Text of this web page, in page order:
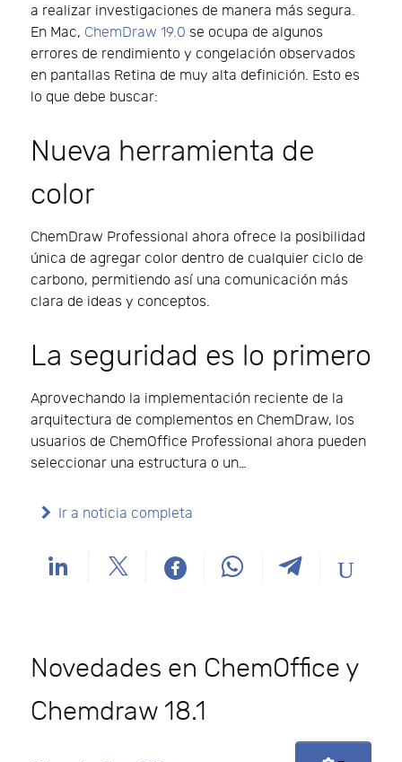
a realizar investigaciones de manera más segura.
En Mac, ChemDraw 19.0 se ocupa de algunos
errores de rendimiento y congelación observados
en pantallas Retina de muy alta definición. Esto es
lo que debe buscar:
Nueva herramienta de
color
ChemDraw Professional ahora ofrece la posibilidad
única de agregar color dentro de cualquier ciclo de
carbono, permitiendo así una comunicación más
clara de ideas y conceptos.
La seguridad es lo primero
Aprovechando la implementación reciente de la
arquitectura de complementos en ChemDraw, los
usuarios de ChemOffice Professional ahora pueden
seleccionar una estructura o un…
Ir a noticia completa
Novedades en ChemOffice y
Chemdraw 18.1